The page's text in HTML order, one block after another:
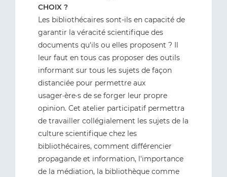
CHOIX ?
Les bibliothécaires sont-ils en capacité de
garantir la véracité scientifique des
documents qu'ils ou elles proposent ? Il
leur faut en tous cas proposer des outils
informant sur tous les sujets de façon
distanciée pour permettre aux
usager·ère·s de se forger leur propre
opinion. Cet atelier participatif permettra
de travailler collégialement les sujets de la
culture scientifique chez les
bibliothécaires, comment différencier
propagande et information, l'importance
de la médiation, la bibliothèque comme